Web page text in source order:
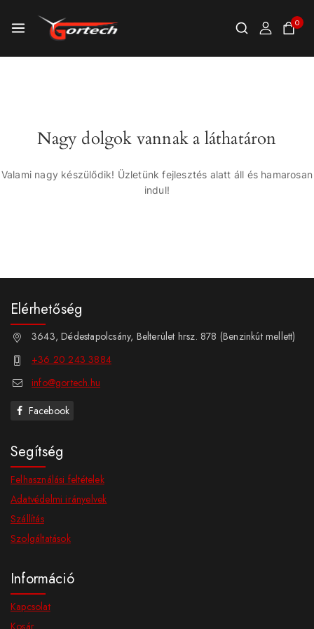
0
Nagy dolgok vannak a láthatáron
Valami nagy készülődik! Üzletünk fejlesztés alatt áll és hamarosan
indul!
Elérhetőség
3643, Dédestapolcsány, Belterület hrsz. 878 (Benzinkút mellett)
+36 20 243 3884
info@gortech.hu
Facebook
Segítség
Felhasználási feltételek
Adatvédelmi irányelvek
Szállítás
Szolgáltatások
Információ
Kapcsolat